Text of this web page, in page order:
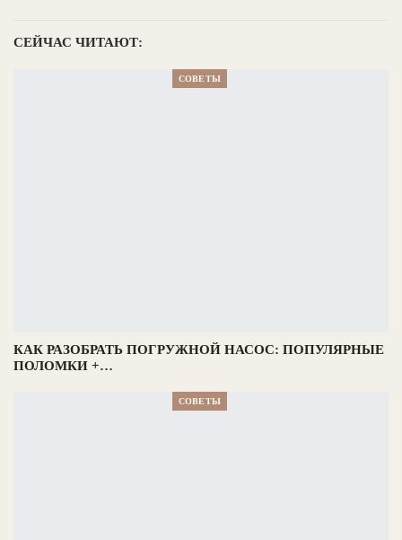
СЕЙЧАС ЧИТАЮТ:
СОВЕТЫ
КАК РАЗОБРАТЬ ПОГРУЖНОЙ НАСОС: ПОПУЛЯРНЫЕ
ПОЛОМКИ +…
СОВЕТЫ